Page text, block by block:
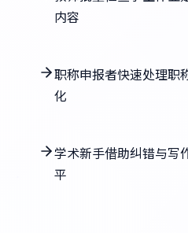
内容
职称申报者快速处理职
化
学术新手借助纠错与写
平